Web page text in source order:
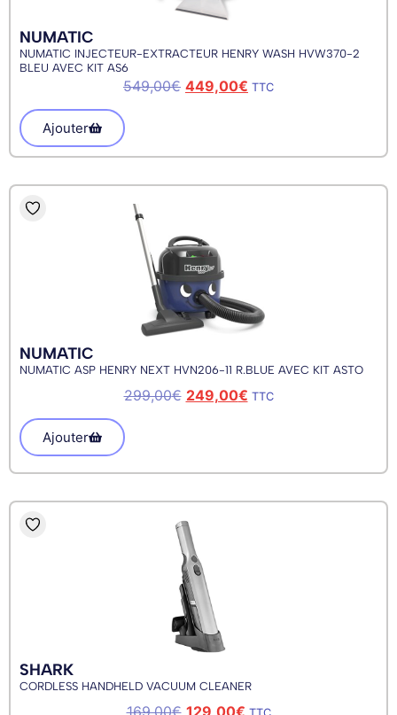
NUMATIC
NUMATIC INJECTEUR-EXTRACTEUR HENRY WASH HVW370-2
BLEU AVEC KIT AS6
549,00€ 449,00€ TTC
Ajouter
NUMATIC
NUMATIC ASP HENRY NEXT HVN206-11 R.BLUE AVEC KIT ASTO
299,00€ 249,00€ TTC
Ajouter
SHARK
CORDLESS HANDHELD VACUUM CLEANER